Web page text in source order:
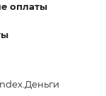
оплаты